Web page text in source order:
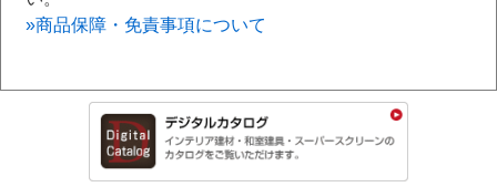
»商品保障・免責事項について